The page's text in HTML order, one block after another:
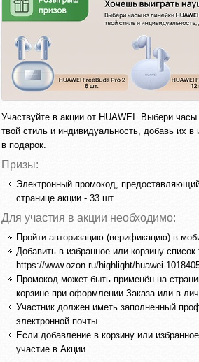
Участвуйте в акции от HUAWEI. Выбери
твой стиль и индивидуальность, добавь их
в подарок.
Призы:
Электронный промокод,
странице акции - 33 шт.
Для участия в акции необходимо:
Пройти авторизацию (верификацию) в
Добавить в избранное или корзину
https://www.ozon.ru/highlight/huawei-
Промокод может быть применён на
корзине при оформлении Заказа или в
Участник должен иметь заполненный
электронной почты.
Если добавление в корзину или
участие в Акции.